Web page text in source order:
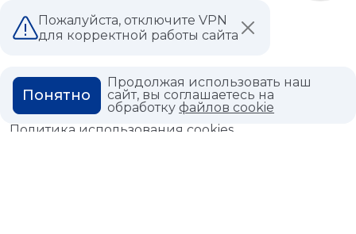
ВОПРОС ОТВЕТ
ГЛОССАРИЙ
Политика конфиденциальности
Политика использования cookies
Пожалуйста, отключите VPN
для корректной работы сайта
Продолжая использовать наш
сайт, вы соглашаетесь на
обработкуфайлов cookie
Понятно